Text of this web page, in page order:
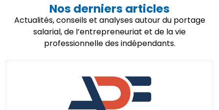
Nos derniers articles
Actualités, conseils et analyses autour du portage
salarial, de l’entrepreneuriat et de la vie
professionnelle des indépendants.